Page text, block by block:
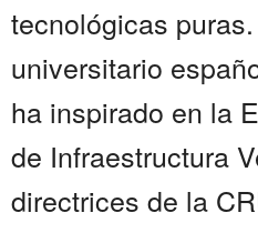
tecnológicas
universitario
ha inspirado en la
de Infraestructura
directrices de la